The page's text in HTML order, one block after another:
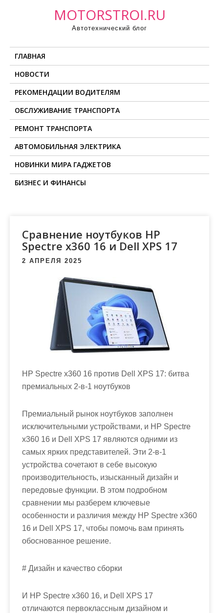
MOTORSTROI.RU
Автотехнический блог
ГЛАВНАЯ
НОВОСТИ
РЕКОМЕНДАЦИИ ВОДИТЕЛЯМ
ОБСЛУЖИВАНИЕ ТРАНСПОРТА
РЕМОНТ ТРАНСПОРТА
АВТОМОБИЛЬНАЯ ЭЛЕКТРИКА
НОВИНКИ МИРА ГАДЖЕТОВ
БИЗНЕС И ФИНАНСЫ
Сравнение ноутбуков HP
Spectre x360 16 и Dell XPS 17
2 АПРЕЛЯ 2025
HP Spectre x360 16 против Dell XPS 17: битва
премиальных 2-в-1 ноутбуков
Премиальный рынок ноутбуков заполнен
исключительными устройствами, и HP Spectre
x360 16 и Dell XPS 17 являются одними из
самых ярких представителей. Эти 2-в-1
устройства сочетают в себе высокую
производительность, изысканный дизайн и
передовые функции. В этом подробном
сравнении мы разберем ключевые
особенности и различия между HP Spectre x360
16 и Dell XPS 17, чтобы помочь вам принять
обоснованное решение.
# Дизайн и качество сборки
И HP Spectre x360 16, и Dell XPS 17
отличаются первоклассным дизайном и